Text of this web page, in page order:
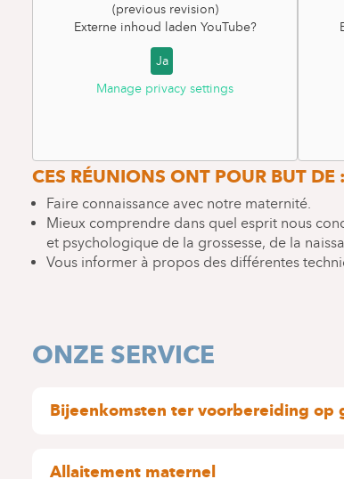
(previous revision)
Externe inhoud laden YouTube?
Ja
Manage privacy settings
CES RÉUNIONS ONT POUR BUT DE :
Faire connaissance avec notre maternité.
Mieux comprendre dans quel esprit nous
et psychologique de la grossesse, de la
Vous informer à propos des différentes
ONZE SERVICE
Bijeenkomsten ter voorbereiding op
Allaitement maternel